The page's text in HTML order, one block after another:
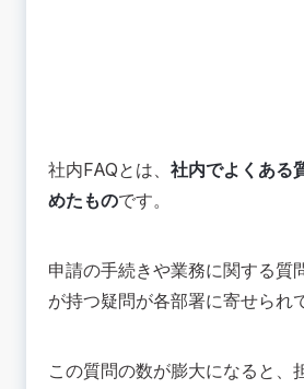
社内FAQとは、 社内でよくある
めたものです。
申請の手続きや業務に関する質
が持つ疑問が各部署に寄せられ
この質問の数が膨大になると、